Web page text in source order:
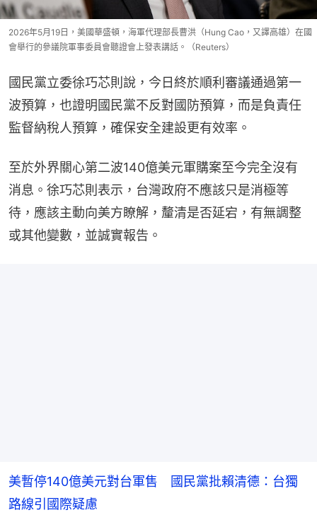
2026年5月19日，美國華盛頓，海軍代理部長曹洪（Hung Cao，又譯高雄）在國
會舉行的參議院軍事委員會聽證會上發表講話。（Reuters）
國民黨立委徐巧芯則說，今日終於順利審議通過第一
波預算，也證明國民黨不反對國防預算，而是負責任
監督納稅人預算，確保安全建設更有效率。
至於外界關心第二波140億美元軍購案至今完全沒有
消息。徐巧芯則表示，台灣政府不應該只是消極等
待，應該主動向美方瞭解，釐清是否延宕，有無調整
或其他變數，並誠實報告。
美暫停140億美元對台軍售 國民黨批賴清德：台獨
路線引國際疑慮